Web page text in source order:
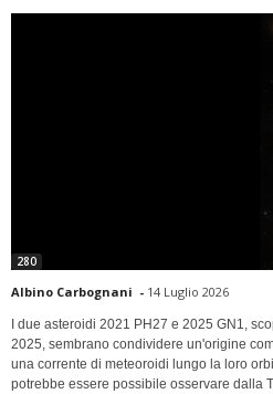
280
Albino Carbognani - 14 Luglio 2026
I due asteroidi 2021 PH27 e 2025 GN1,
2025, sembrano condividere un'origine
una corrente di meteoroidi lungo la loro
potrebbe essere possibile osservare dalla